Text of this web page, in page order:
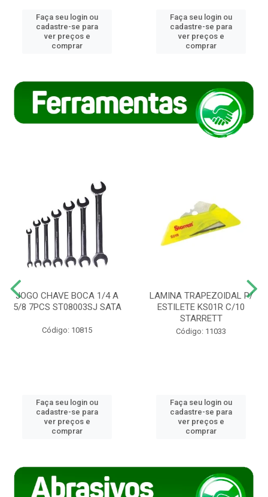
Faça seu login ou
cadastre-se para
ver preços e
comprar
Faça seu login ou
cadastre-se para
ver preços e
comprar
JOGO CHAVE BOCA 1/4 A
5/8 7PCS ST08003SJ SATA
Código: 10815
Faça seu login ou
cadastre-se para
ver preços e
comprar
LAMINA TRAPEZOIDAL P/
ESTILETE KS01R C/10
STARRETT
Código: 11033
Faça seu login ou
cadastre-se para
ver preços e
comprar